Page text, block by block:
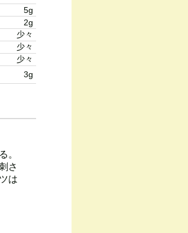
5g
2g
少々
少々
少々
3g
。
さ
は